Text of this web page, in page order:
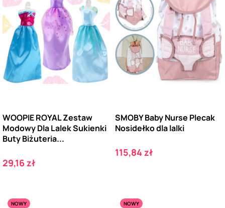
WOOPIE ROYAL Zestaw
Modowy Dla Lalek Sukienki
Buty Biżuteria...
Cena
29,16 zł
SMOBY Baby Nurse Plecak
Nosidełko dla lalki
Cena
115,84 zł
NOWY NOWY